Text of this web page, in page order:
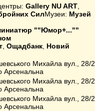
Gallery NU ART
СилМузеи: Музей
""Юмор+...""
Ощадбанк Новий
Михайла вул., 28/2
Арсенальна
Михайла вул., 28/2
Арсенальна
Михайла вул., 28/2
Арсенальна